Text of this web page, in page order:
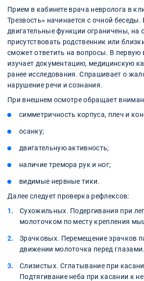
Прием в кабинете врача невролога в
Трезвость» начинается с очной беседы.
двигательные функции ограничены, на
присутствовать родственник или
сможет ответить на вопросы. В первую
изучает документацию, медицинскую
ранее исследования. Спрашивает о
нарушение речи и сознания.
При внешнем осмотре обращает
симметричность корпуса, плеч и
осанку;
двигательную активность;
наличие тремора рук и ног;
видимые нервные тики.
Далее следует проверка рефлексов:
Сухожильных. Подергивания при
молоточком по месту крепления
Зрачковых. Перемещение зрачков
движении молоточка перед глазами.
Слизистых. Сглатывание при
Подтягивание неба при касании к